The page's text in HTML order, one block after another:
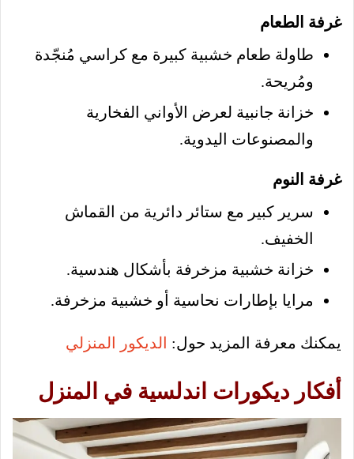
غرفة الطعام
طاولة طعام خشبية كبيرة مع كراسي مُنجّدة
ومُريحة.
خزانة جانبية لعرض الأواني الفخارية
والمصنوعات اليدوية.
غرفة النوم
سرير كبير مع ستائر دائرية من القماش
الخفيف.
خزانة خشبية مزخرفة بأشكال هندسية.
مرايا بإطارات نحاسية أو خشبية مزخرفة.
يمكنك معرفة المزيد حول: الديكور المنزلي
أفكار ديكورات اندلسية في المنزل